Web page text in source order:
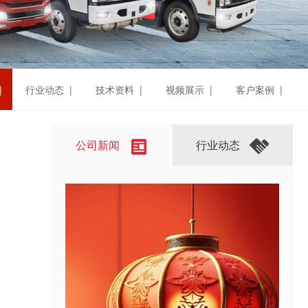
行业动态 | 技术资料 | 视频展示 | 客户案例 |
公司新闻 行业动态